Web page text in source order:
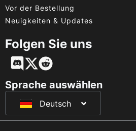
Vor der Bestellung
Neuigkeiten & Updates
Folgen Sie uns
Sprache auswählen
Deutsch
English
日本語